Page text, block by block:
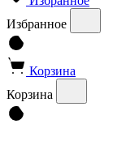
Избранное
Корзина
Корзина